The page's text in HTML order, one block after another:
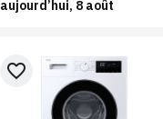
aujourd’hui, 8 août
favorite_border